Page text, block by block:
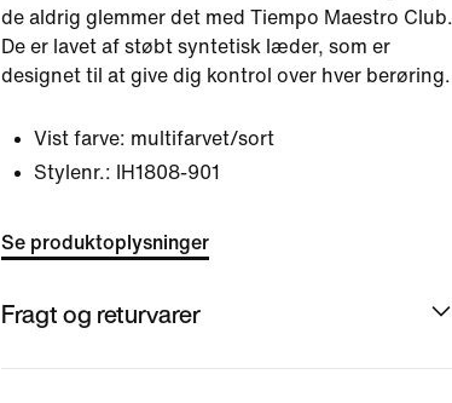
de aldrig glemmer det med Tiempo Maestro Club.
De er lavet af støbt syntetisk læder, som er
designet til at give dig kontrol over hver berøring.
Vist farve: multifarvet/sort
Stylenr.:
IH1808-901
Se produktoplysninger
Fragt og returvarer